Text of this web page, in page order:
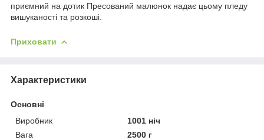
приємний на дотик Пресований малюнок надає цьому пледу
вишуканості та розкоші.
Приховати
Характеристики
Основні
Виробник
1001 ніч
Вага
2500 г